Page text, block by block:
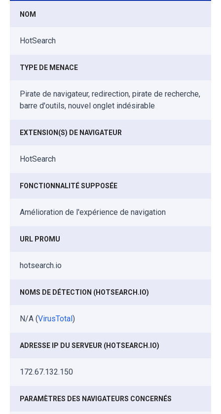
NOM
HotSearch
TYPE DE MENACE
Pirate de navigateur, redirection, pirate de recherche,
barre d'outils, nouvel onglet indésirable
EXTENSION(S) DE NAVIGATEUR
HotSearch
FONCTIONNALITÉ SUPPOSÉE
Amélioration de l'expérience de navigation
URL PROMU
hotsearch.io
NOMS DE DÉTECTION (HOTSEARCH.IO)
N/A (VirusTotal)
ADRESSE IP DU SERVEUR (HOTSEARCH.IO)
172.67.132.150
PARAMÈTRES DES NAVIGATEURS CONCERNÉS